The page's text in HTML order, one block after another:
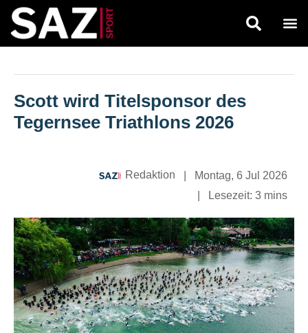
Scott wird Titelsponsor des
Tegernsee Triathlons 2026
Redaktion
Montag, 6 Jul 2026
Lesezeit: 3 mins